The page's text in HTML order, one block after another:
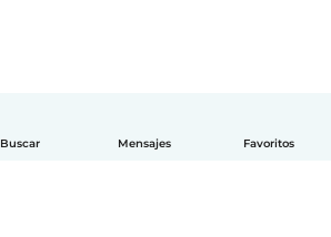
Buscar Mensajes Favoritos